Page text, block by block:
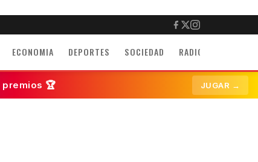
ECONOMIA DEPORTES SOCIEDAD RADIO
premios 🏆 JUGAR →